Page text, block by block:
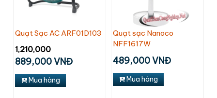
Quạt Sạc AC ARF01D103
1,210,000
889,000 VNĐ
Mua hàng
Quạt sạc Nanoco
NFF1617W
489,000 VNĐ
Mua hàng